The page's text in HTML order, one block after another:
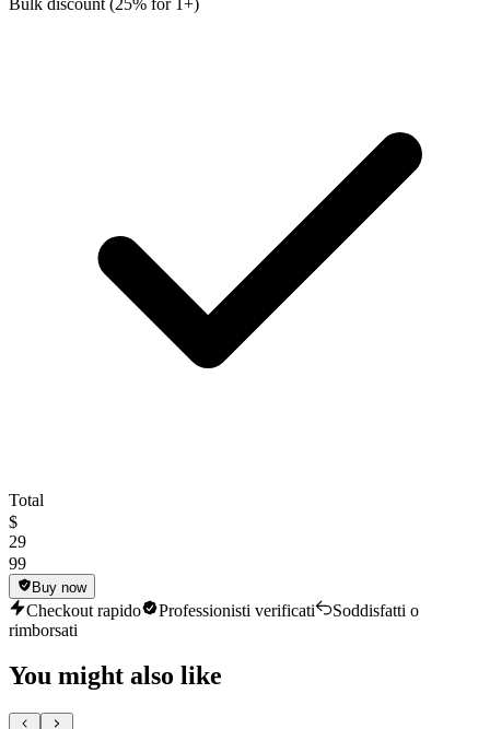
Bulk discount (25% for 1+)
Total
$
29
99
Buy now
Checkout rapido Professionisti verificati
Soddisfatti o
rimborsati
You might also like